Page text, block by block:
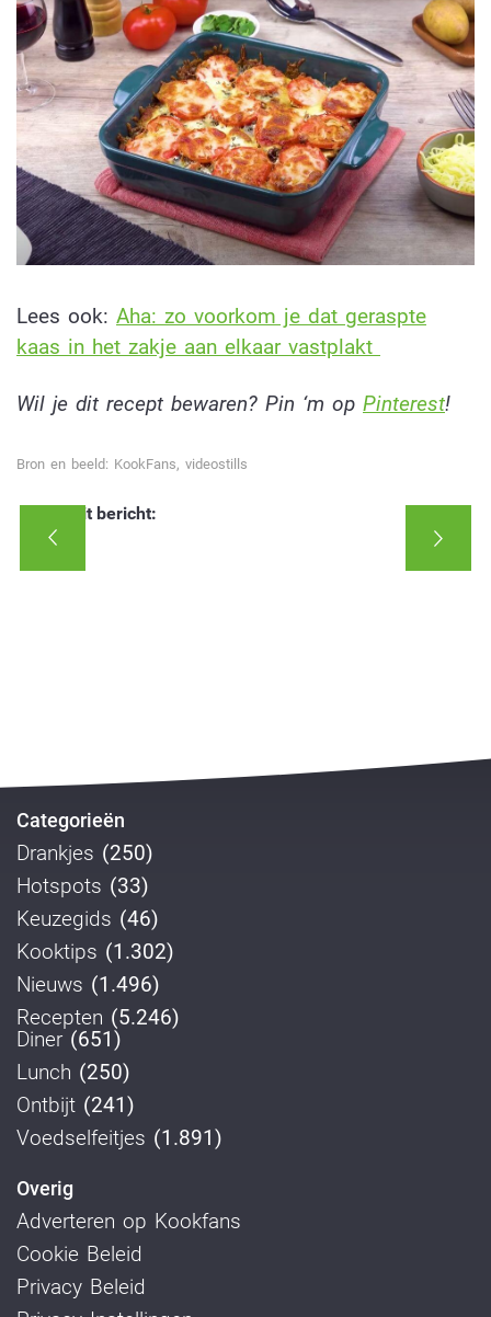
Lees ook: Aha: zo voorkom je dat geraspte
kaas in het zakje aan elkaar vastplakt
Wil je dit recept bewaren? Pin ‘m op Pinterest!
Bron en beeld: KookFans, videostills
Deel dit bericht:
Categorieën
Drankjes (250)
Hotspots (33)
Keuzegids (46)
Kooktips (1.302)
Nieuws (1.496)
Recepten (5.246)
Diner (651)
Lunch (250)
Ontbijt (241)
Voedselfeitjes (1.891)
Overig
Adverteren op Kookfans
Cookie Beleid
Privacy Beleid